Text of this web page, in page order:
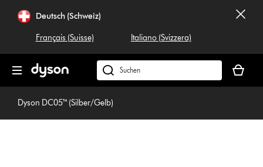
überspringenDeutsch (Schweiz)
Français (Suisse) Italiano (Svizzera)
Dyson.ch
durchsuchen
ist
Dyson DC05™ (Silber/Gelb)